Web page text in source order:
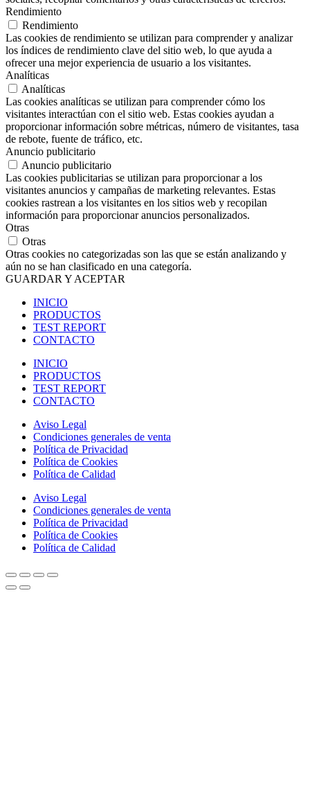
Rendimiento
Rendimiento
Las cookies de rendimiento se utilizan para comprender y analizar
los índices de rendimiento clave del sitio web, lo que ayuda a
ofrecer una mejor experiencia de usuario a los visitantes.
Analíticas
Analíticas
Las cookies analíticas se utilizan para comprender cómo los
visitantes interactúan con el sitio web. Estas cookies ayudan a
proporcionar información sobre métricas, número de visitantes, tasa
de rebote, fuente de tráfico, etc.
Anuncio publicitario
Anuncio publicitario
Las cookies publicitarias se utilizan para proporcionar a los
visitantes anuncios y campañas de marketing relevantes. Estas
cookies rastrean a los visitantes en los sitios web y recopilan
información para proporcionar anuncios personalizados.
Otras
Otras
Otras cookies no categorizadas son las que se están analizando y
aún no se han clasificado en una categoría.
GUARDAR Y ACEPTAR
INICIO
PRODUCTOS
TEST REPORT
CONTACTO
INICIO
PRODUCTOS
TEST REPORT
CONTACTO
Aviso Legal
Condiciones generales de venta
Política de Privacidad
Política de Cookies
Política de Calidad
Aviso Legal
Condiciones generales de venta
Política de Privacidad
Política de Cookies
Política de Calidad